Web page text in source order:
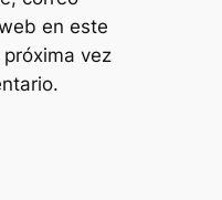
en este
vez